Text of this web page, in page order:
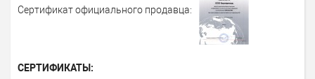
Сертификат официального продавца:
СЕРТИФИКАТЫ: